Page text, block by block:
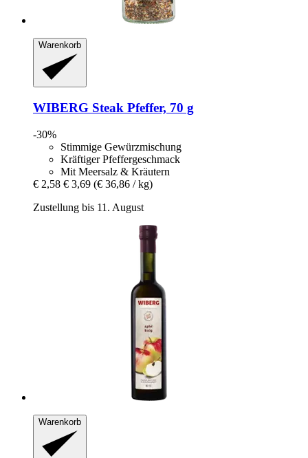
Warenkorb
WIBERG Steak Pfeffer, 70 g
-30%
Stimmige Gewürzmischung
Kräftiger Pfeffergeschmack
Mit Meersalz & Kräutern
€ 2,58 € 3,69 (€ 36,86 / kg)
Zustellung bis 11. August
Warenkorb